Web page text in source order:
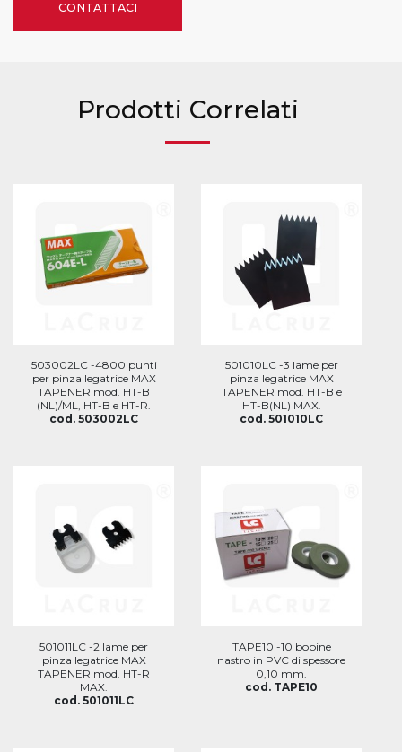
CONTATTACI
Prodotti Correlati
503002LC -4800 punti
per pinza legatrice MAX
TAPENER mod. HT-B
(NL)/ML, HT-B e HT-R.
cod. 503002LC
501010LC -3 lame per
pinza legatrice MAX
TAPENER mod. HT-B e
HT-B(NL) MAX.
cod. 501010LC
501011LC -2 lame per
pinza legatrice MAX
TAPENER mod. HT-R
MAX.
cod. 501011LC
TAPE10 -10 bobine
nastro in PVC di spessore
0,10 mm.
cod. TAPE10